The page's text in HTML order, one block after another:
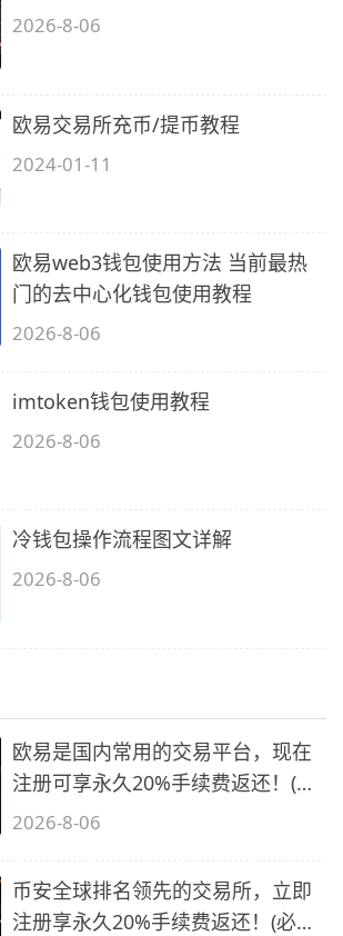
2026-8-06
欧易交易所充币/提币教程
2024-01-11
欧易web3钱包使用方法 当前最热
门的去中心化钱包使用教程
2026-8-06
imtoken钱包使用教程
2026-8-06
冷钱包操作流程图文详解
2026-8-06
欧易是国内常用的交易平台，现在
注册可享永久20%手续费返还！(必
备1)
2026-8-06
币安全球排名领先的交易所，立即
注册享永久20%手续费返还！(必备